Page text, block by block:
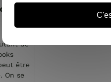
de
être
On se